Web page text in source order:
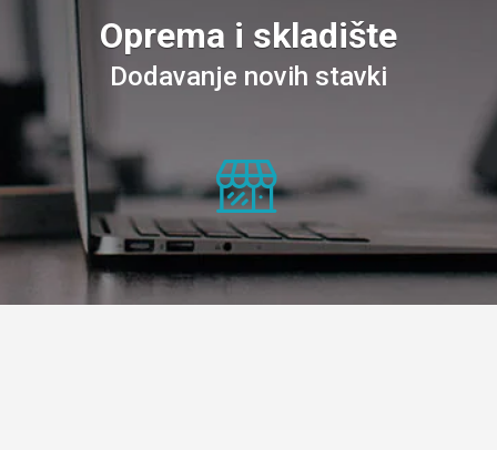
Oprema i skladište
Dodavanje novih stavki